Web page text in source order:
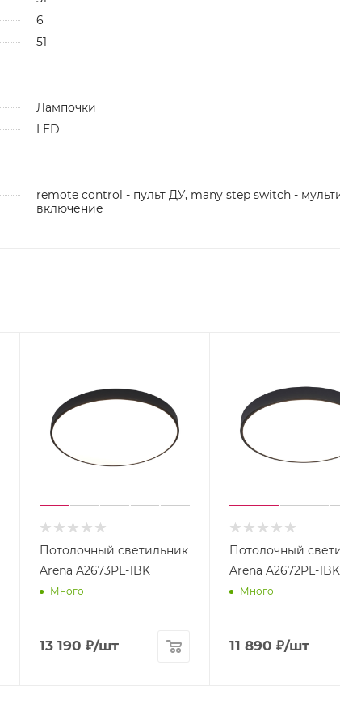
6
51
Лампочки
LED
remote control - пульт ДУ, many step switch -
включение
Потолочный светильник
Arena A2673PL-1BK
Много
13 190 ₽/шт
Потолочный
Arena A2672PL-1BK
Много
11 890 ₽/шт